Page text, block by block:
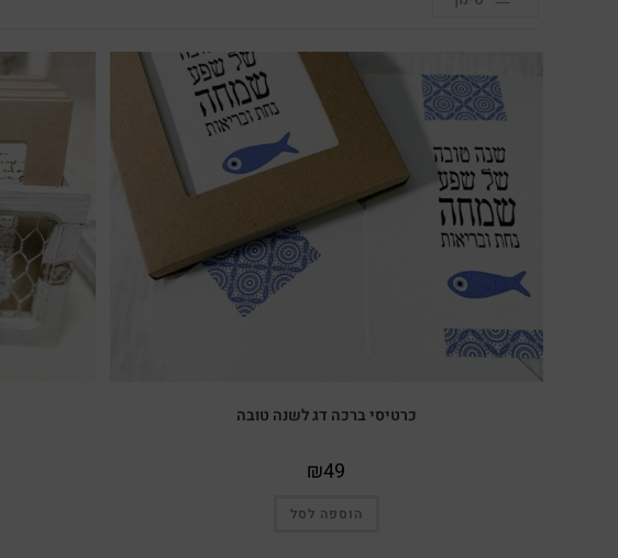
כרטיסי ברכה דג לשנה טובה
₪49
הוספה לסל